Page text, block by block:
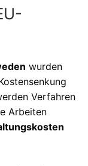
wurden
Verfahren
Arbeiten